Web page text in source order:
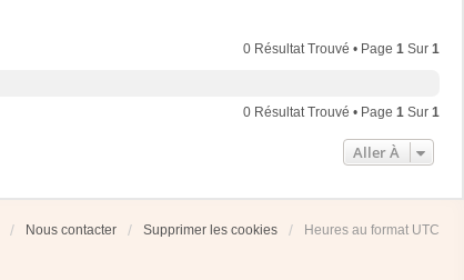
0 Résultat Trouvé • Page 1 Sur 1
0 Résultat Trouvé • Page 1 Sur 1
Aller À
Nous contacter Supprimer les cookies Heures au format UTC